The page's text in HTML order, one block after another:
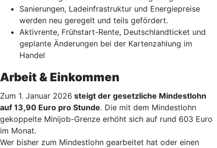
Sanierungen, Ladeinfrastruktur und Energiepreise
werden neu geregelt und teils gefördert.
Aktivrente, Frühstart-Rente, Deutschlandticket und
geplante Änderungen bei der Kartenzahlung im
Handel
Arbeit & Einkommen
Zum 1. Januar 2026 steigt der gesetzliche Mindestlohn
auf 13,90 Euro pro Stunde. Die mit dem Mindestlohn
gekoppelte Minijob-Grenze erhöht sich auf rund 603 Euro
im Monat.
Wer bisher zum Mindestlohn gearbeitet hat oder einen